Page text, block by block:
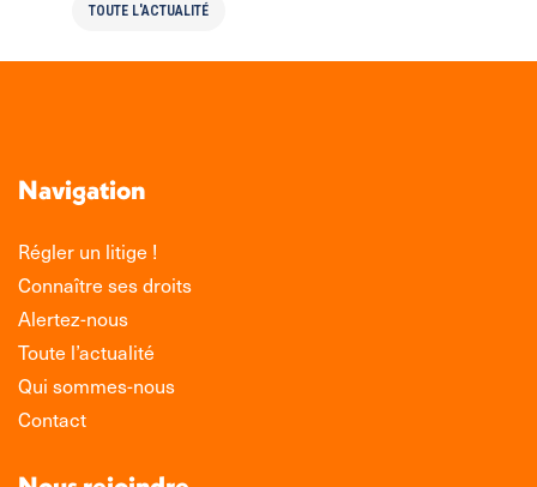
TOUTE L'ACTUALITÉ
Navigation
Régler un litige !
Connaître ses droits
Alertez-nous
Toute l’actualité
Qui sommes-nous
Contact